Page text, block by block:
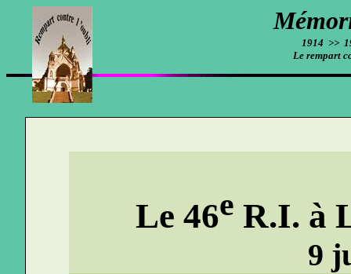
1914 >>
Le rempart
Le 46e R.I. à
9